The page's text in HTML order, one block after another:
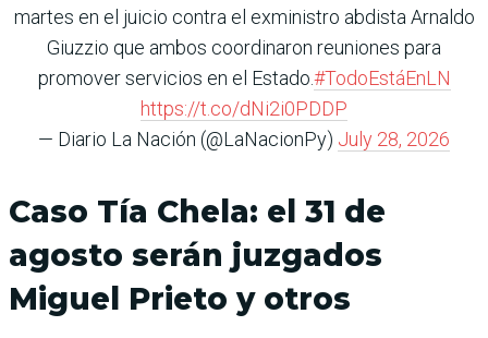
martes en el juicio contra el exministro abdista Arnaldo
Giuzzio que ambos coordinaron reuniones para
promover servicios en el Estado.#TodoEstáEnLN
https://t.co/dNi2i0PDDP
— Diario La Nación (@LaNacionPy) July 28, 2026
Caso Tía Chela: el 31 de
agosto serán juzgados
Miguel Prieto y otros